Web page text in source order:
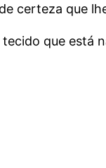
certeza que
que está